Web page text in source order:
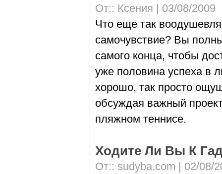
От:: Ксения | 03/08/2009
Что еще так
самочувствие? Вы
самого конца, чтобы
уже половина успеха в
хорошо, так просто
обсуждая важный
пляжном теннисе.
Ходите Ли Вы К
От:: sudyba.com | 02/08/